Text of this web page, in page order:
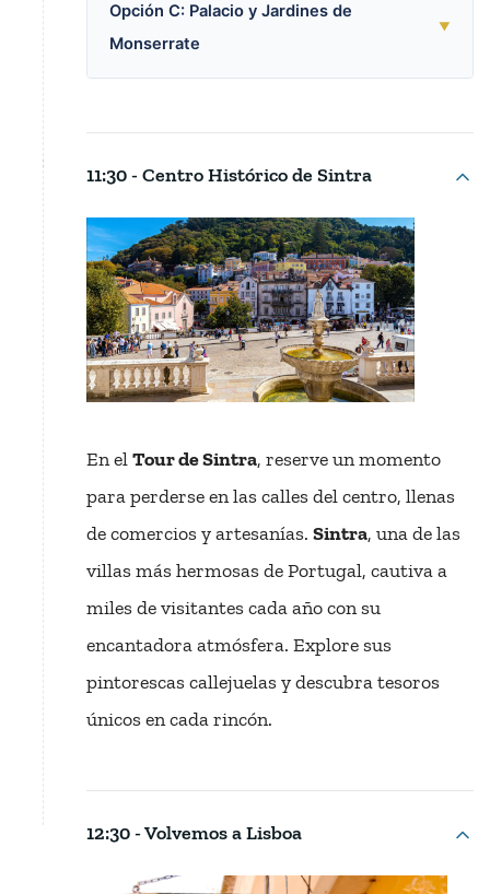
Opción C: Palacio y Jardines de
Monserrate
▼
11:30 - Centro Histórico de Sintra
En elTour de Sintra, reserve un momento
para perderse en las calles del centro, llenas
de comercios y artesanías. Sintra, una de las
villas más hermosas de Portugal, cautiva a
miles de visitantes cada año con su
encantadora atmósfera. Explore sus
pintorescas callejuelas y descubra tesoros
únicos en cada rincón.
12:30 - Volvemos a Lisboa